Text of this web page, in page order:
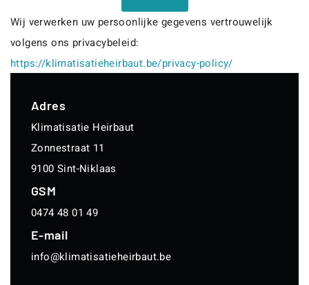
Wij verwerken uw persoonlijke gegevens vertrouwelijk
volgens ons privacybeleid:
https://klimatisatieheirbaut.be/privacy-policy/
Adres
Klimatisatie Heirbaut
Zonnestraat 11
9100 Sint-Niklaas
GSM
0474 48 01 49
E-mail
info@klimatisatieheirbaut.be